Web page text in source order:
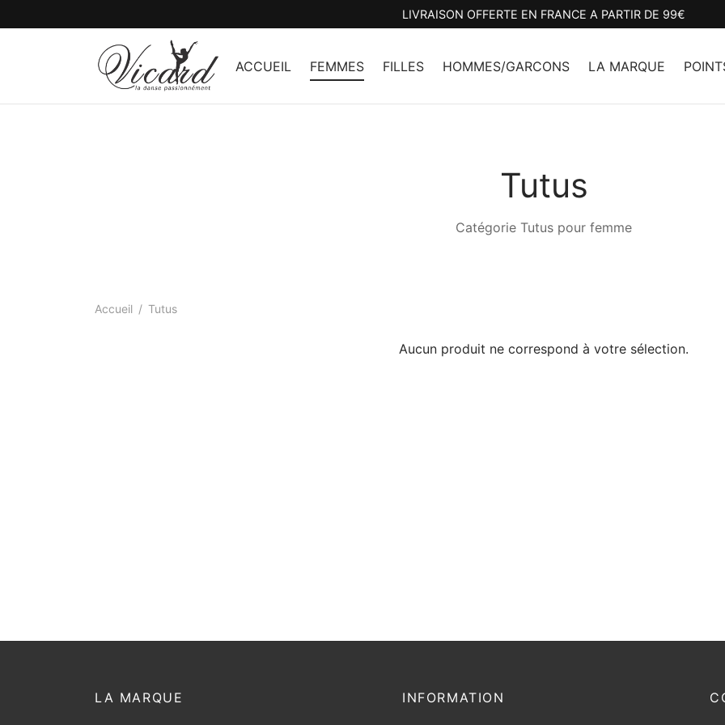
LIVRAISON OFFERTE EN FRANCE A PARTIR DE 99€
ACCUEIL FEMMES FILLES HOMMES/GARCONS LA MARQUE
Tutus
Catégorie Tutus pour femme
Accueil / Tutus
Aucun produit ne correspond à votre sélection.
LA MARQUE INFORMATION